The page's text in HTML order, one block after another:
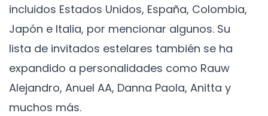
incluidos Estados Unidos, España, Colombia,
Japón e Italia, por mencionar algunos. Su
lista de invitados estelares también se ha
expandido a personalidades como Rauw
Alejandro, Anuel AA, Danna Paola, Anitta y
muchos más.